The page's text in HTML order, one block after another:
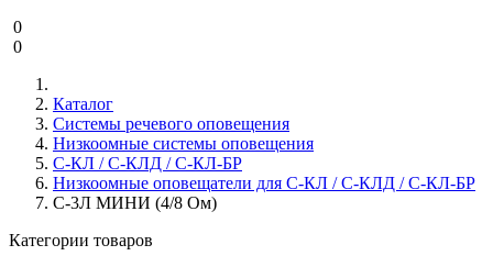
0
0
Каталог
Системы речевого оповещения
Низкоомные системы оповещения
С-КЛ / С-КЛД / C-КЛ-БР
Низкоомные оповещатели для С-КЛ / С-КЛД / С-КЛ-БР
С-3Л МИНИ (4/8 Ом)
Категории товаров